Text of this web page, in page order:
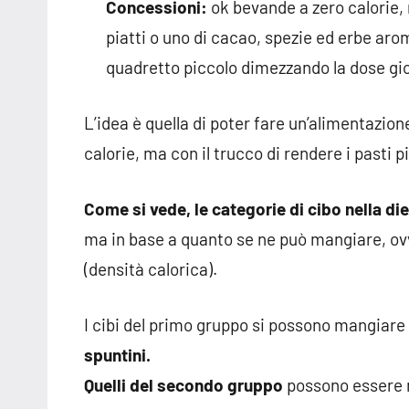
Concessioni: ok bevande a zero
piatti o uno di cacao, spezie ed erbe
quadretto piccolo dimezzando la dose
L’idea è quella di poter fare
calorie, ma con il trucco di rendere i pasti
Come si vede, le categorie di cibo nella
ma in base a quanto se ne può mangiare,
(densità calorica).
I cibi del primo gruppo si possono mangiare
spuntini.
Quelli del secondo gruppo possono